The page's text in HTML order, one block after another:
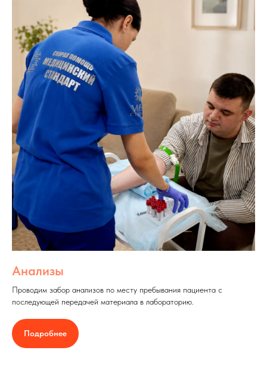
Анализы
Проводим забор анализов по месту пребывания пациента с
последующей передачей материала в лабораторию.
Подробнее